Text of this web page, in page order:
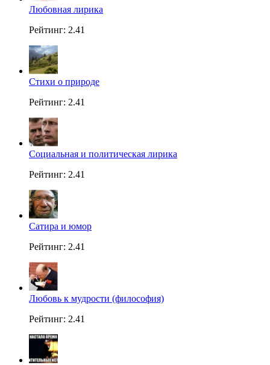
Любовная лирика
Рейтинг: 2.41
Стихи о природе
Рейтинг: 2.41
Социальная и политическая лирика
Рейтинг: 2.41
Сатира и юмор
Рейтинг: 2.41
Любовь к мудрости (философия)
Рейтинг: 2.41